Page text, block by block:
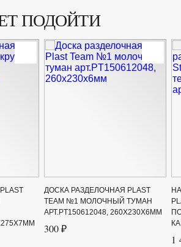
ПОДОЙТИ
ДОСКА РАЗДЕЛОЧНАЯ PLAST
TEAM №1 МОЛОЧНЫЙ ТУМАН
АРТ.PT150612048, 260Х230Х6ММ
300 ₽
1